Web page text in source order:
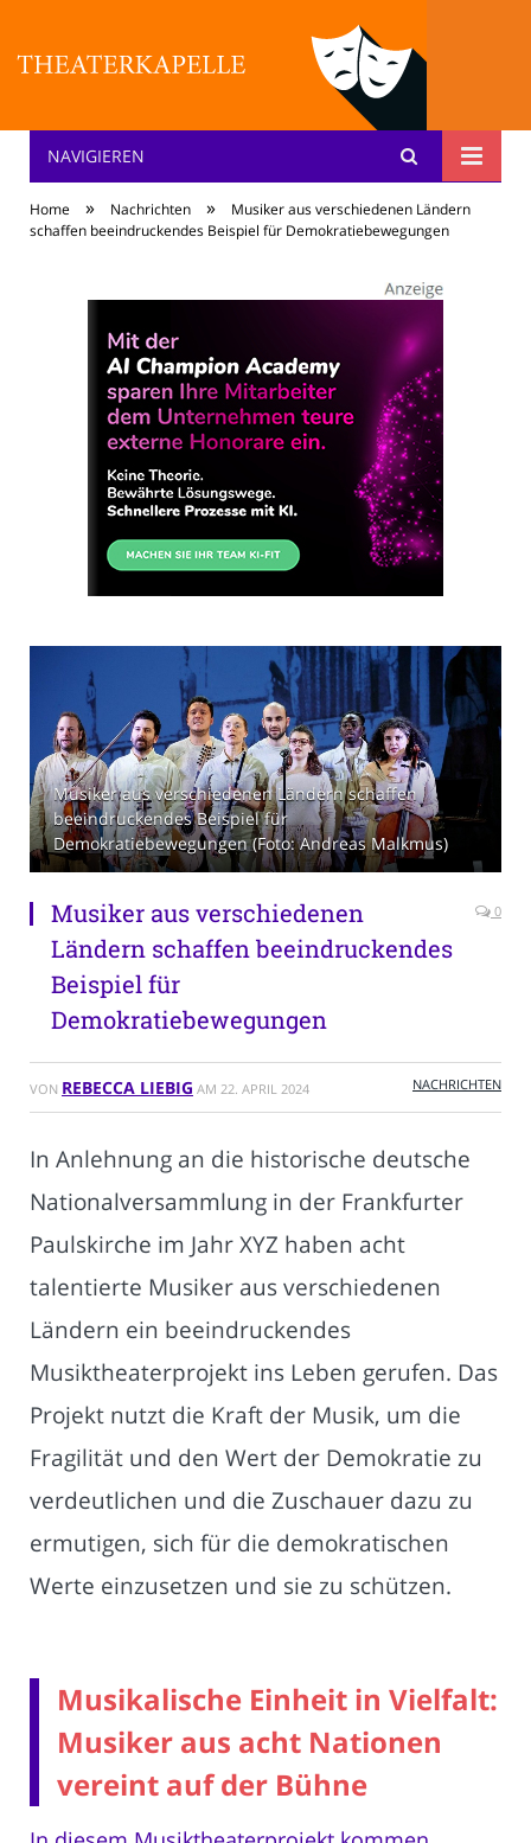
Theater: [KA] :pelle
NAVIGIEREN
Home » Nachrichten »
Musiker aus verschiedenen Ländern
schaffen beeindruckendes Beispiel für Demokratiebewegungen
Musiker aus verschiedenen Ländern schaffen
beeindruckendes Beispiel für
Demokratiebewegungen (Foto: Andreas Malkmus)
Musiker aus verschiedenen
Ländern schaffen beeindruckendes
Beispiel für
Demokratiebewegungen
0
VON REBECCA LIEBIG AM 22. APRIL 2024 NACHRICHTEN
In Anlehnung an die historische deutsche
Nationalversammlung in der Frankfurter
Paulskirche im Jahr XYZ haben acht
talentierte Musiker aus verschiedenen
Ländern ein beeindruckendes
Musiktheaterprojekt ins Leben gerufen. Das
Projekt nutzt die Kraft der Musik, um die
Fragilität und den Wert der Demokratie zu
verdeutlichen und die Zuschauer dazu zu
ermutigen, sich für die demokratischen
Werte einzusetzen und sie zu schützen.
Musikalische Einheit in Vielfalt:
Musiker aus acht Nationen
vereint auf der Bühne